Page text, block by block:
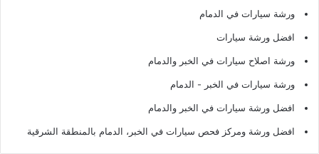
ورشة سيارات في الدمام
افضل ورشة سيارات
ورشة اصلاح سيارات في الخبر والدمام
ورشة سيارات في الخبر - الدمام
افضل ورشة سيارات في الخبر والدمام
افضل ورشة ومركز فحص سيارات في الخبر، الدمام بالمنطقة الشرقية